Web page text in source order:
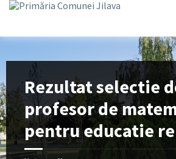
Rezultat selectie
profesor de
pentru educatie